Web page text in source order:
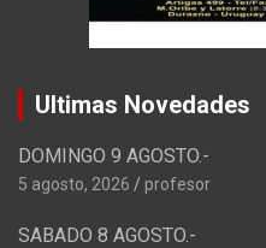
Ultimas Novedades
DOMINGO 9 AGOSTO.-
5 agosto, 2026 profesor
SABADO 8 AGOSTO.-